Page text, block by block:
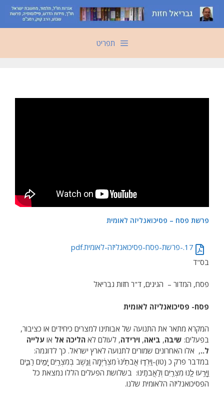
לדלג
לתוכן
תפריט
פרשת פסח – פסיכואנליזה לאומית
17.-פרשת-פסח-פסיכואנליזה-לאומית.pdf
בס"ד
פסח, המדור – הגיגים, ד"ר חזות גבריאל
פסח- פסיכואנליזה לאומית
המקרא מתאר את התנועה של אבותינו למצרים כיחידים או כציבור,
בפעלים: שיבה, ביאה, וירידה, לעולם לא הליכה אל או עלייה
ל.., אלו האחרונים שמורים לתנועה לארץ ישראל. כך לדוגמה:
במדבר פרק כ (טו)-וַיֵּרְד֤וּ אֲבֹתֵ֙ינוּ֙ מִצְרַ֔יְמָה וַנֵּ֥שֶׁב בְּמִצְרַ֖יִם יָמִ֣ים רַבִּ֑ים
וַיָּרֵ֥עוּ לָ֛נוּ מִצְרַ֖יִם וְלַאֲבֹתֵֽינוּ: בשלושת הפעלים הללו נמצאת כל
הפסיכואנליזה הלאומית שלנו.